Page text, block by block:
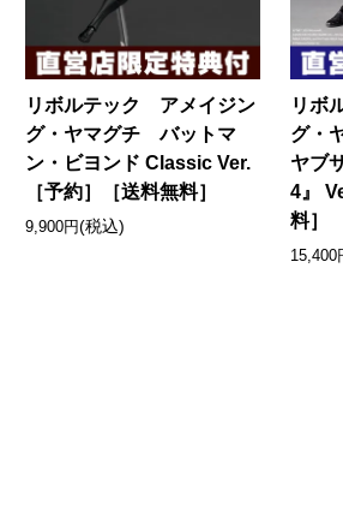
リボルテック アメイジン
グ・ヤマグチ バットマ
ン・ビヨンド Classic Ver.
［予約］［送料無料］
9,900円(税込)
リボ
グ・
ヤブ
4』
料］
15,400